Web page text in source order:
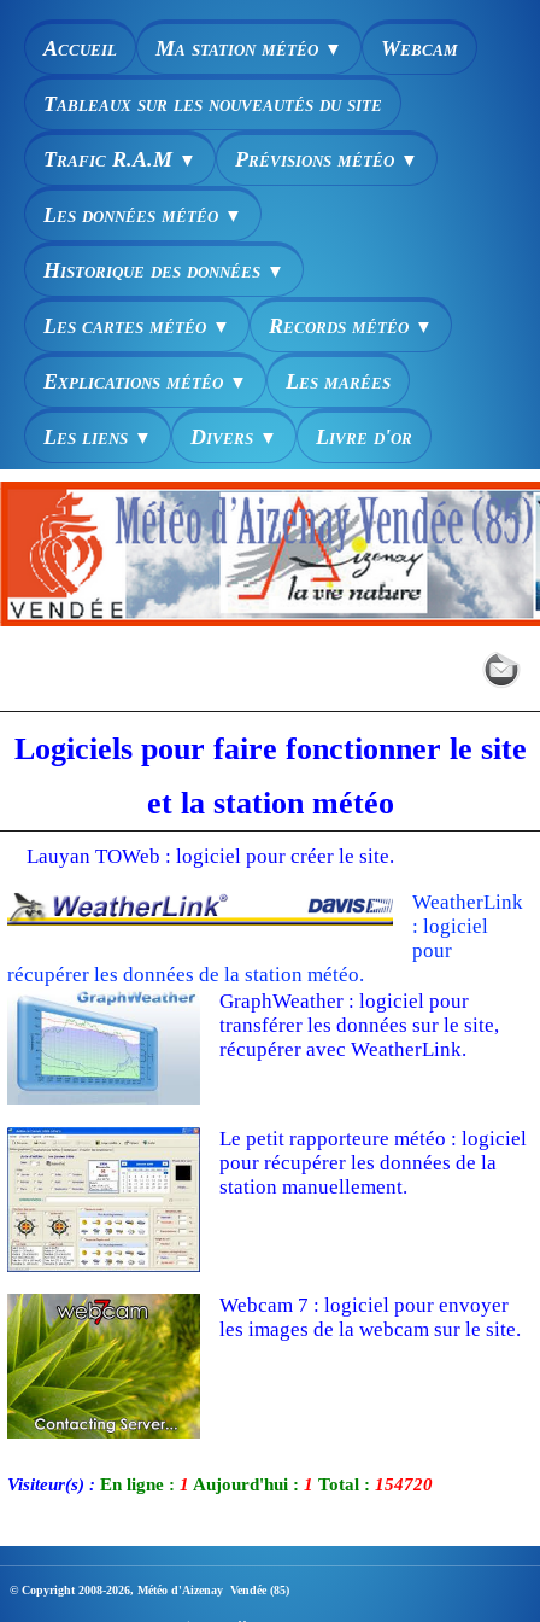
Accueil Ma station météo ▼ Webcam
Tableaux sur les nouveautés du site
Trafic R.A.M ▼ Prévisions météo ▼
Les données météo ▼
Historique des données ▼
Les cartes météo ▼ Records météo ▼
Explications météo ▼ Les marées
Les liens ▼ Divers ▼ Livre d'or
Logiciels pour faire fonctionner le site
et la station météo
Lauyan TOWeb : logiciel pour créer le site.
WeatherLink
: logiciel
pour
récupérer les données de la station météo.
GraphWeather : logiciel pour
transférer les données sur le site,
récupérer avec WeatherLink.
Le petit rapporteure météo : logiciel
pour récupérer les données de la
station manuellement.
Webcam 7 : logiciel pour envoyer
les images de la webcam sur le site.
Visiteur(s) : En ligne : 1 Aujourd'hui : 1 Total : 154720
© Copyright 2008-2026, Météo d'Aizenay Vendée (85)